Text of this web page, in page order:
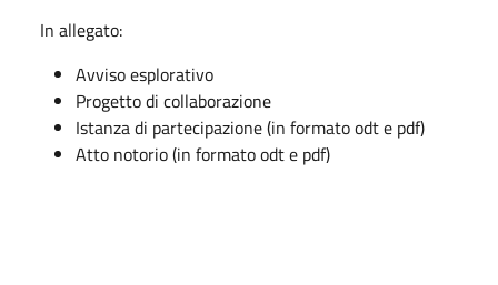
In allegato:
Avviso esplorativo
Progetto di collaborazione
Istanza di partecipazione (in formato odt e pdf)
Atto notorio (in formato odt e pdf)